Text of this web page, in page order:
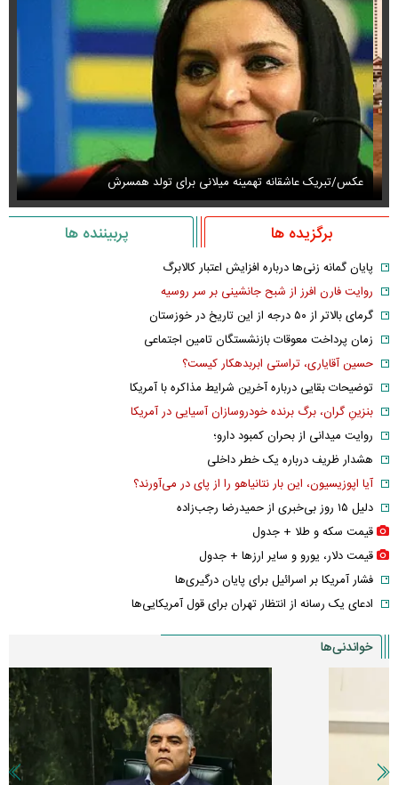
عکس/تبریک عاشقانه تهمینه میلانی برای تولد همسرش
برگزیده ها پربیننده ها
پایان گمانه زنی‌ها درباره افزایش اعتبار کالابرگ
روایت فارن افرز از شبح جانشینی بر سر روسیه
گرمای بالاتر از ۵۰ درجه از این تاریخ در خوزستان
زمان پرداخت معوقات بازنشستگان تامین اجتماعی
حسین آقایاری، تراستی ابربدهکار کیست؟
توضیحات بقایی درباره آخرین شرایط مذاکره با آمریکا
بنزینِ گران، برگ برنده خودروسازان آسیایی در آمریکا
روایت میدانی از بحران کمبود دارو؛
هشدار ظریف درباره یک خطر داخلی
آیا اپوزیسیون، این بار نتانیاهو را از پای در می‌آورند؟
دلیل ۱۵ روز بی‌خبری از حمیدرضا رجب‌زاده
قیمت سکه و طلا + جدول
قیمت دلار، یورو و سایر ارز‌ها + جدول
فشار آمریکا بر اسرائیل برای پایان درگیری‌ها
ادعای یک رسانه از انتظار تهران برای قول آمریکایی‌ها
خواندنی‌ها